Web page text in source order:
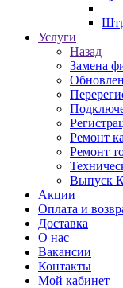
Услуги
Назад
Замена
Ремонт
Ремонт
Выпуск
Акции
Оплата и
Доставка
О нас
Вакансии
Контакты
Мой кабинет